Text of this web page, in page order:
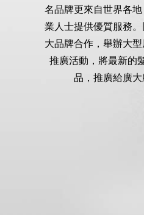
名品牌更來自世界各
業人士提供優質服務
大品牌合作，舉辦大
推廣活動，將最新的
品，推廣給廣大